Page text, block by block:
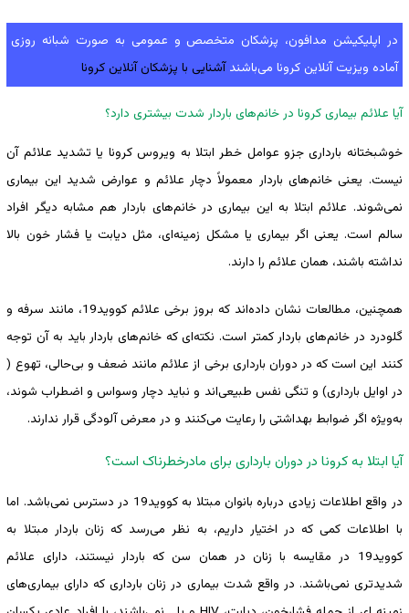
در اپلیکیشن مدافون، پزشکان متخصص و عمومی به صورت شبانه روزی
آماده ویزیت آنلاین کرونا می‌باشندآشنایی با پزشکان آنلاین کرونا
آیا علائم بیماری کرونا در خانم‌های باردار شدت بیشتری دارد؟
خوشبختانه بارداری جزو عوامل خطر ابتلا به ویروس کرونا یا تشدید علائم آن
نیست. یعنی خانم‌های باردار معمولاً دچار علائم و عوارض شدید این بیماری
نمی‌شوند. علائم ابتلا به این بیماری در خانم‌های باردار هم مشابه دیگر افراد
سالم است. یعنی اگر بیماری یا مشکل زمینه‌ای، مثل دیابت یا فشار خون بالا
نداشته باشند، همان علائم را دارند.
همچنین، مطالعات نشان داده‌اند که بروز برخی علائم کووید19، مانند سرفه و
گلودرد در خانم‌های باردار کمتر است. نکته‌ای که خانم‌های باردار باید به آن توجه
کنند این است که در دوران بارداری برخی از علائم مانند ضعف و بی‌حالی، تهوع (
در اوایل بارداری) و تنگی نفس طبیعی‌اند و نباید دچار وسواس و اضطراب شوند،
به‌ویژه اگر ضوابط بهداشتی را رعایت می‌کنند و در معرض آلودگی قرار ندارند.
آیا ابتلا به کرونا در دوران بارداری برای مادرخطرناک است؟
در واقع اطلاعات زیادی درباره بانوان مبتلا به کووید19 در دسترس نمی‌باشد. اما
با اطلاعات کمی که در اختیار داریم، به نظر می‌رسد که زنان باردار مبتلا به
کووید19 در مقایسه با زنان در همان سن که باردار نیستند، دارای علائم
شدیدتری نمی‌باشند. در واقع شدت بیماری در زنان بارداری که دارای بیماری‌های